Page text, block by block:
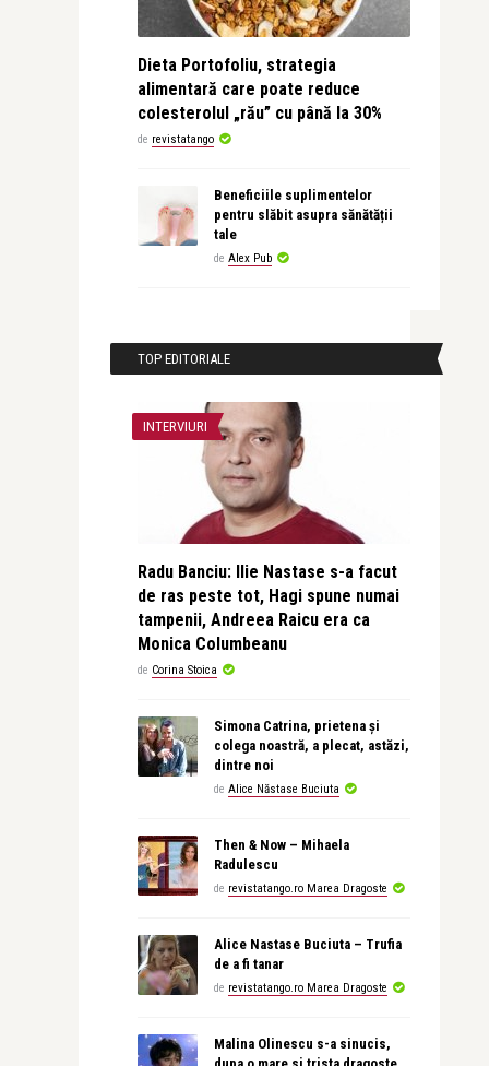
Dieta Portofoliu, strategia
alimentară care poate reduce
colesterolul „rău” cu până la 30%
de revistatango
Beneficiile suplimentelor
pentru slăbit asupra sănătății
tale
de Alex Pub
TOP EDITORIALE
INTERVIURI
Radu Banciu: Ilie Nastase s-a facut
de ras peste tot, Hagi spune numai
tampenii, Andreea Raicu era ca
Monica Columbeanu
de Corina Stoica
Simona Catrina, prietena și
colega noastră, a plecat, astăzi,
dintre noi
de Alice Năstase Buciuta
Then & Now – Mihaela
Radulescu
de revistatango.ro Marea Dragoste
Alice Nastase Buciuta – Trufia
de a fi tanar
de revistatango.ro Marea Dragoste
Malina Olinescu s-a sinucis,